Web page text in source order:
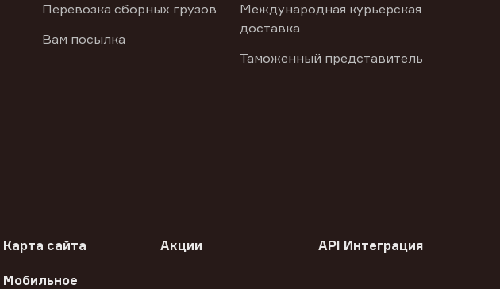
Перевозка сборных грузов
Вам посылка
Международная курьерская
доставка
Таможенный представитель
Карта сайта Акции API Интеграция
Мобильное